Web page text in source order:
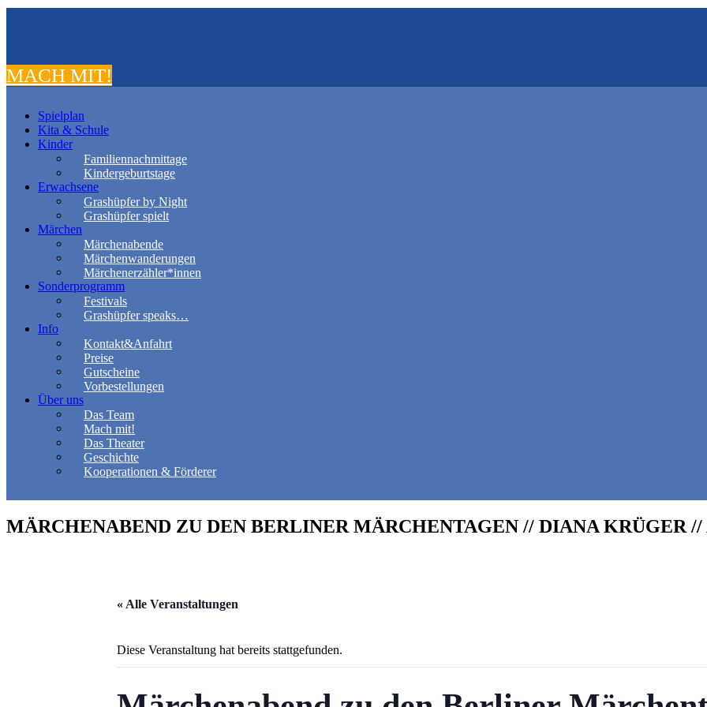
MACH MIT!
Spielplan
Kita & Schule
Kinder
Familiennachmittage
Kindergeburtstage
Erwachsene
Grashüpfer by Night
Grashüpfer spielt
Märchen
Märchenabende
Märchenwanderungen
Märchenerzähler*innen
Sonderprogramm
Festivals
Grashüpfer speaks…
Info
Kontakt&Anfahrt
Preise
Gutscheine
Vorbestellungen
Über uns
Das Team
Mach mit!
Das Theater
Geschichte
Kooperationen & Förderer
MÄRCHENABEND ZU DEN BERLINER MÄRCHENTAGEN // DIANA KRÜGER //
« Alle Veranstaltungen
Diese Veranstaltung hat bereits stattgefunden.